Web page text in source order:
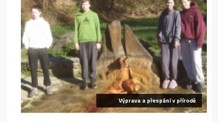
Výprava a přespání v přírodě